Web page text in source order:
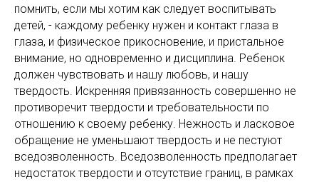
помнить, если мы хотим как следует воспитывать
детей, - каждому ребенку нужен и контакт глаза в
глаза, и физическое прикосновение, и пристальное
внимание, но одновременно и дисциплина. Ребенок
должен чувствовать и нашу любовь, и нашу
твердость. Искренняя привязанность совершенно не
противоречит твердости и требовательности по
отношению к своему ребенку. Нежность и ласковое
обращение не уменьшают твердость и не пестуют
вседозволенность. Вседозволенность предполагает
недостаток твердости и отсутствие границ, в рамках